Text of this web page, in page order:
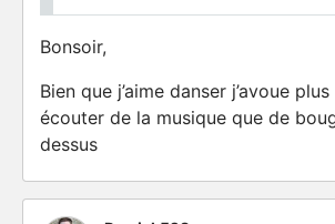
Bonsoir,
Bien que j’aime danser j’avoue
écouter de la musique que de
dessus